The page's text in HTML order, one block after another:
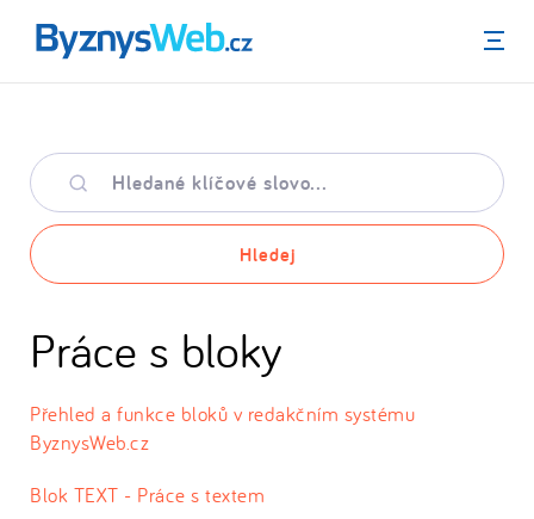
Menu
Hledané
klíčové
slovo
Hledej
Práce s bloky
Přehled a funkce bloků v redakčním systému
ByznysWeb.cz
Blok TEXT - Práce s textem